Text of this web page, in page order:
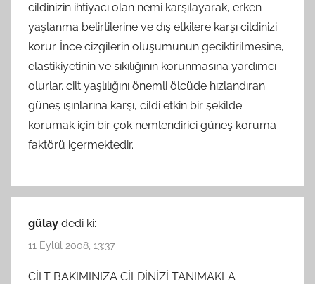
cildinizin ihtiyacı olan nemi karşılayarak, erken
yaşlanma belirtilerine ve dış etkilere karşı cildinizi
korur. İnce cizgilerin oluşumunun geciktirilmesine,
elastikiyetinin ve sıkılığının korunmasına yardımcı
olurlar. cilt yaşlılığını önemli ölcüde hızlandıran
güneş ışınlarına karşı, cildi etkin bir şekilde
korumak için bir çok nemlendirici güneş koruma
faktörü içermektedir.
gülay dedi ki:
11 Eylül 2008, 13:37
CİLT BAKIMINIZA CİLDİNİZİ TANIMAKLA